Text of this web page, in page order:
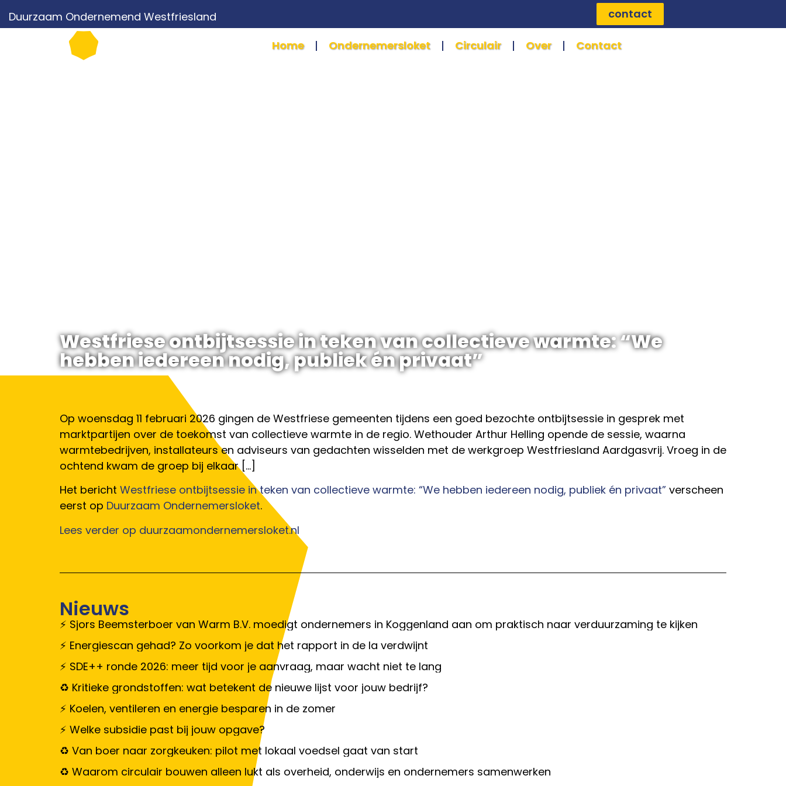
Duurzaam Ondernemend Westfriesland contact
Home Ondernemersloket Circulair Over Contact
Westfriese ontbijtsessie in teken van collectieve warmte: “We
hebben iedereen nodig, publiek én privaat”
Op woensdag 11 februari 2026 gingen de Westfriese gemeenten tijdens een goed bezochte ontbijtsessie in gesprek met
marktpartijen over de toekomst van collectieve warmte in de regio. Wethouder Arthur Helling opende de sessie, waarna
warmtebedrijven, installateurs en adviseurs van gedachten wisselden met de werkgroep Westfriesland Aardgasvrij. Vroeg in de
ochtend kwam de groep bij elkaar […]
Het bericht Westfriese ontbijtsessie in teken van collectieve warmte: “We hebben iedereen nodig, publiek én privaat” verscheen
eerst op Duurzaam Ondernemersloket.
Lees verder op duurzaamondernemersloket.nl
Nieuws
Sjors Beemsterboer van Warm B.V. moedigt ondernemers in Koggenland aan om praktisch naar verduurzaming te kijken
Energiescan gehad? Zo voorkom je dat het rapport in de la verdwijnt
SDE++ ronde 2026: meer tijd voor je aanvraag, maar wacht niet te lang
Kritieke grondstoffen: wat betekent de nieuwe lijst voor jouw bedrijf?
Koelen, ventileren en energie besparen in de zomer
Welke subsidie past bij jouw opgave?
Van boer naar zorgkeuken: pilot met lokaal voedsel gaat van start
Waarom circulair bouwen alleen lukt als overheid, onderwijs en ondernemers samenwerken